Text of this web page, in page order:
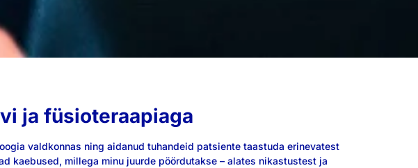
ja füsioteraapiaga
valdkonnas ning aidanud tuhandeid patsiente taastuda erinevatest
kaebused, millega minu juurde pöördutakse – alates nikastustest ja